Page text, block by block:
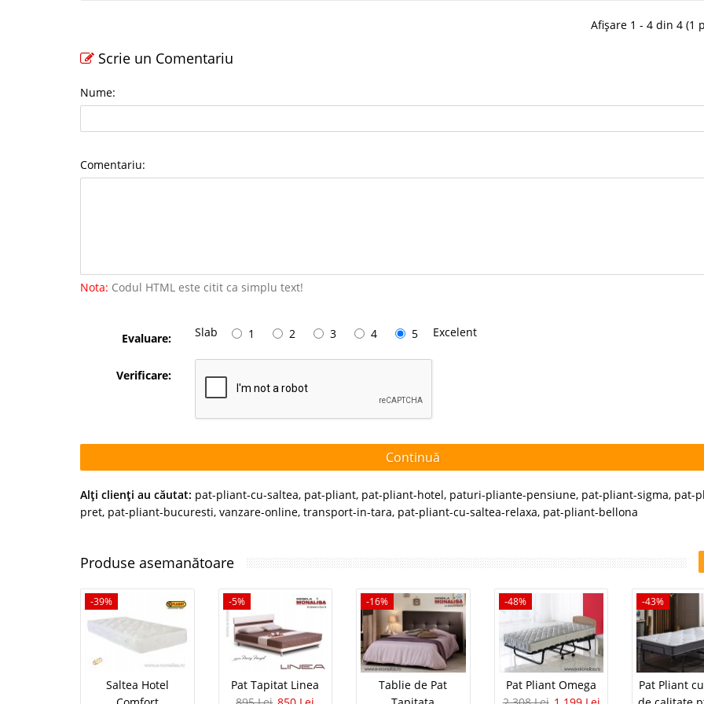
Afișare 1 - 4 din 4 (1
Scrie un Comentariu
Nume:
Comentariu:
Nota: Codul HTML este citit ca simplu text!
Evaluare: Slab 1 2 3 4 5 Excelent
Verificare:
Continuă
Alţi clienţi au căutat: pat-pliant-cu-saltea, pat-pliant, pat-pliant-hotel, paturi-pliante-pensiune, pat-pliant-sigma, pat-
pret, pat-pliant-bucuresti, vanzare-online, transport-in-tara, pat-pliant-cu-saltea-relaxa, pat-pliant-bellona
Produse asemanătoare
-39%
Saltea Hotel
-5%
Pat Tapitat Linea
-16%
Tablie de Pat
-48%
Pat Pliant Omega
-43%
Pat Pliant